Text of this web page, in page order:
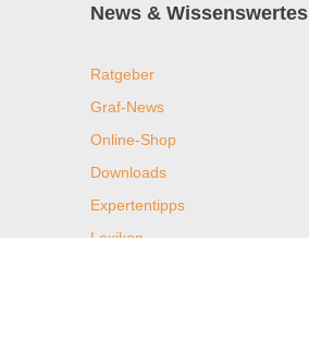
News & Wissenswertes
Ratgeber
Graf-News
Online-Shop
Downloads
Expertentipps
Lexikon